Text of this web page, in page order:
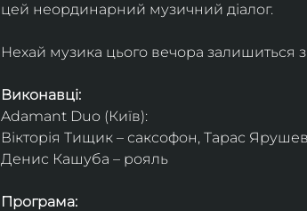
цей неординарний музичний діалог.
Нехай музика цього вечора залишиться
Виконавці:
Adamant Duo (Київ):
Вікторія Тищик – саксофон, Тарас
Денис Кашуба – рояль
Програма: